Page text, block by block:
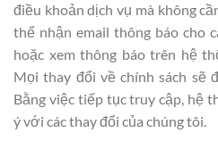
điều khoản dịch vụ mà không
thể nhận email thông báo cho
hoặc xem thông báo trên hệ
Mọi thay đổi về chính sách sẽ
Bằng việc tiếp tục truy cập, hệ
ý với các thay đổi của chúng tôi.